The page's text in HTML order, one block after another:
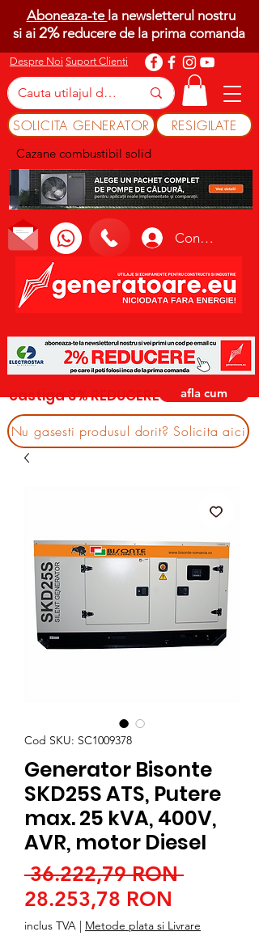
Despre Noi Suport Clienti
SOLICITA GENERATOR RESIGILATE
Cazane combustibil solid
Conectează-te
Aboneaza-te la newsletterul nostru
si ai 2%reducere de la prima comanda
castiga 3% REDUCERE afla cum
Nu gasesti produsul dorit? Solicita aici
Cod SKU: SC1009378
Generator Bisonte
SKD25S ATS, Putere
max. 25 kVA, 400V,
AVR, motor Diesel
36.222,79 RON Preț
28.253,78 RON
redus
inclus TVA | Metode plata si Livrare